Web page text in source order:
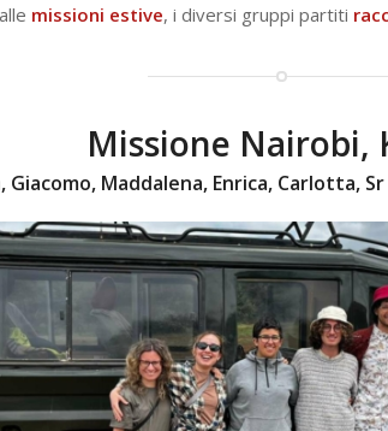
missioni estive, i diversi gruppi partiti
Missione Nairobi,
Giacomo, Maddalena, Enrica, Carlotta,